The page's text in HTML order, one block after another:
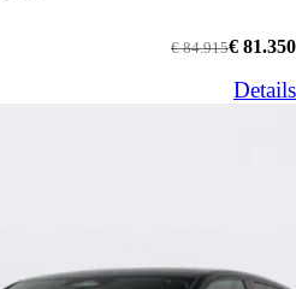
€ 81.350
€ 84.915
Details